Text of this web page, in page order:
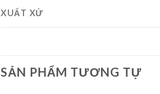
XUẤT XỨ
SẢN PHẨM TƯƠNG TỰ